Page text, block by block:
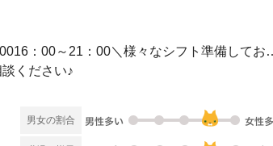
1ヵ月以内 / 09：00～17：0010：
ください♪
男女の割合